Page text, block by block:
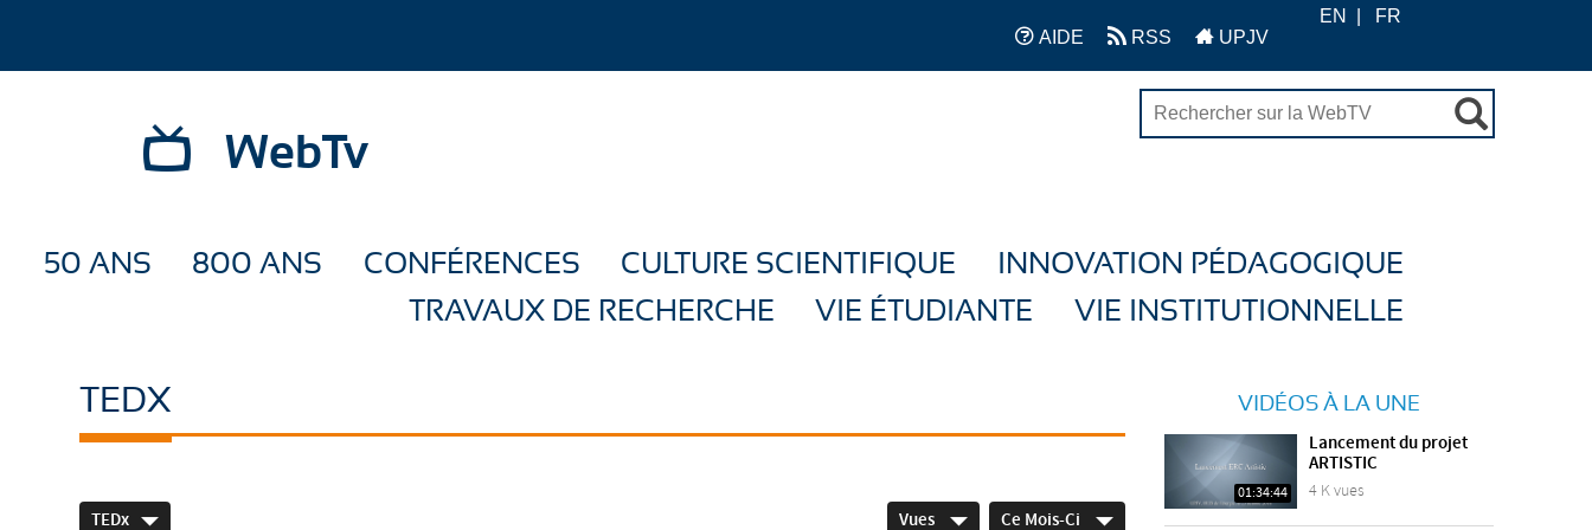
AIDE RSS UPJV
EN FR
WebTv
50 ANS 800 ANS CONFÉRENCES CULTURE SCIENTIFIQUE
INNOVATION PÉDAGOGIQUE
TRAVAUX DE RECHERCHE
VIE ÉTUDIANTE VIE INSTITUTIONNELLE
TEDX
TEDx Vues Ce Mois-Ci
VIDÉOS À LA UNE
01:34:44
Lancement du projet
ARTISTIC
4 K vues